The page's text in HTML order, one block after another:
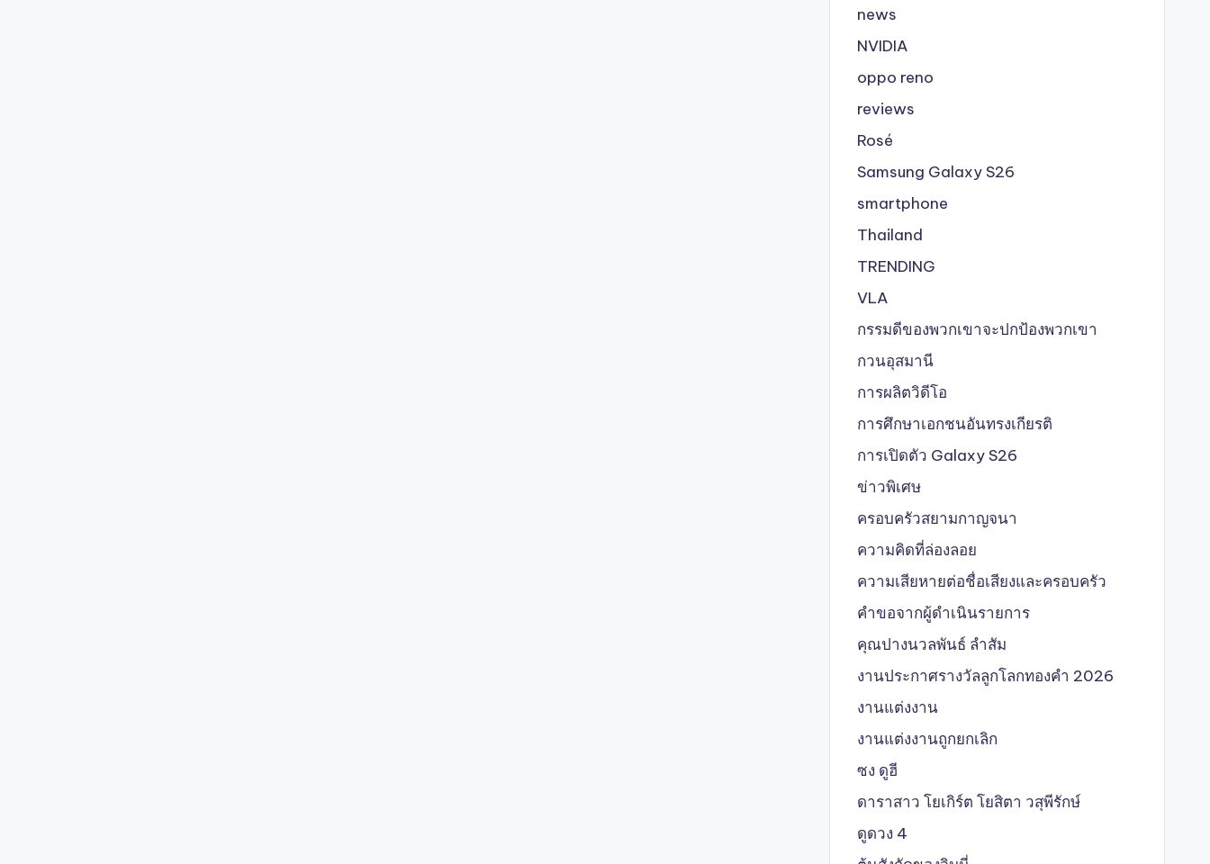
news
NVIDIA
oppo reno
reviews
Rosé
Samsung Galaxy S26
smartphone
Thailand
TRENDING
VLA
กรรมดีของพวกเขาจะปกป้องพวกเขา
กวนอุสมานี
การผลิตวิดีโอ
การศึกษาเอกชนอันทรงเกียรติ
การเปิดตัว Galaxy S26
ข่าวพิเศษ
ครอบครัวสยามกาญจนา
ความคิดที่ล่องลอย
ความเสียหายต่อชื่อเสียงและครอบครัว
คำขอจากผู้ดำเนินรายการ
คุณปางนวลพันธ์ ลำสัม
งานประกาศรางวัลลูกโลกทองคำ 2026
งานแต่งงาน
งานแต่งงานถูกยกเลิก
ซง ดูฮี
ดาราสาว โยเกิร์ต โยสิตา วสุพีรักษ์
ดูดวง 4